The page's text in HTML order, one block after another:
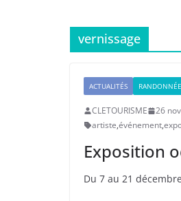
vernissage
ACTUALITÉS
CLETOURISME
26
artiste,événement,
Exposition
Du 7 au 21